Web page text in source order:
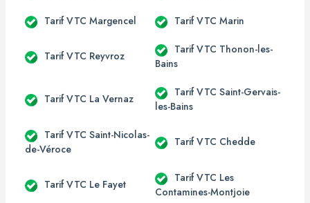
Tarif VTC Margencel Tarif VTC Marin
Tarif VTC Reyvroz
Tarif VTC Thonon-les-
Bains
Tarif VTC La Vernaz
Tarif VTC Saint-Gervais-
les-Bains
Tarif VTC Saint-Nicolas-
de-Véroce
Tarif VTC Chedde
Tarif VTC Le Fayet
Tarif VTC Les
Contamines-Montjoie